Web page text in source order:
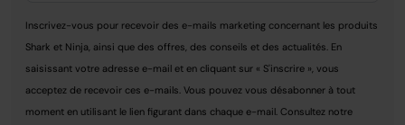
Inscrivez-vous pour recevoir des e-mails marketing concernant les produits
Shark et Ninja, ainsi que des offres, des conseils et des actualités. En
saisissant votre adresse e-mail et en cliquant sur « S'inscrire », vous
acceptez de recevoir ces e-mails. Vous pouvez vous désabonner à tout
moment en utilisant le lien figurant dans chaque e-mail. Consultez notre